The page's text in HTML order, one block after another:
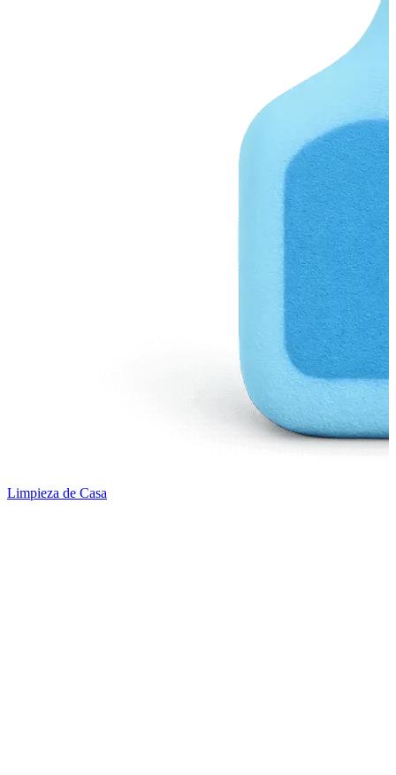
Limpieza de Casa